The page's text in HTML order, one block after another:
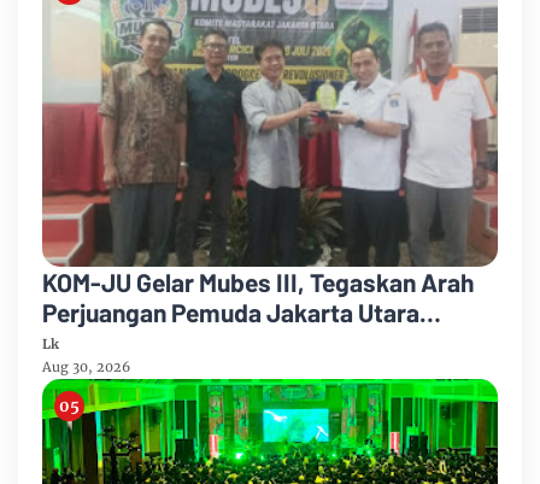
KOM-JU Gelar Mubes III, Tegaskan Arah
Perjuangan Pemuda Jakarta Utara
Berbasis Pancasila
Lk
Aug 30, 2026